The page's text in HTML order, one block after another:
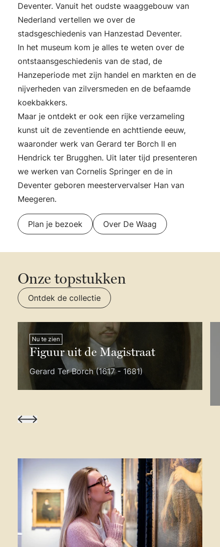
Deventer. Vanuit het oudste waaggebouw van
Nederland vertellen we over de
stadsgeschiedenis van Hanzestad Deventer.
In het museum kom je alles te weten over de
ontstaansgeschiedenis van de stad, de
Hanzeperiode met zijn handel en markten en de
nijverheden van zilversmeden en de befaamde
koekbakkers.
Maar je ontdekt er ook een rijke verzameling
kunst uit de zeventiende en achttiende eeuw,
waaronder werk van Gerard ter Borch II en
Hendrick ter Brugghen. Uit later tijd presenteren
we werken van Cornelis Springer en de in
Deventer geboren meestervervalser Han van
Meegeren.
Plan je bezoek Over De Waag
Onze topstukken
Ontdek de collectie
Nu te zien
Figuur uit de Magistraat
Gerard Ter Borch (1617 - 1681)